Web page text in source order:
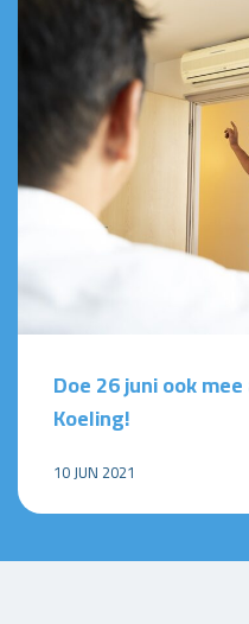
Doe 26 juni ook
Koeling!
10 JUN 2021